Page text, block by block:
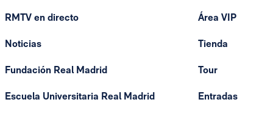
RMTV en directo
Noticias
Fundación Real Madrid
Escuela Universitaria Real Madrid
Área VIP
Tienda
Tour
Entradas